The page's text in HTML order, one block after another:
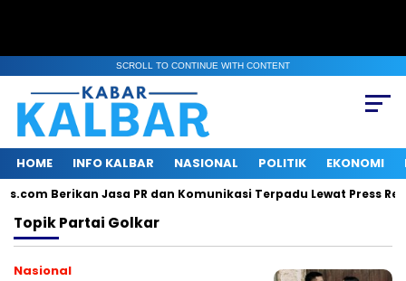
SCROLL TO CONTINUE WITH CONTENT
HOME INFO KALBAR NASIONAL POLITIK EKONOMI
Berikan Jasa PR dan Komunikasi Terpadu Lewat Press
TopikPartai Golkar
Nasional